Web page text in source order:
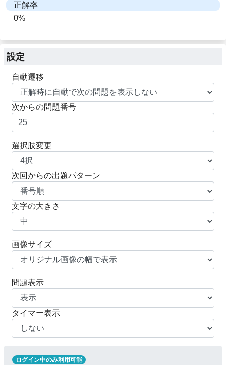
正解率
0%
設定
自動遷移
次からの問題番号
選択肢変更
次回からの出題パターン
文字の大きさ
画像サイズ
問題表示
タイマー表示
ログイン中のみ利用可能